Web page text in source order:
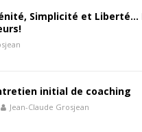
Simplicité et Liberté…
initial de coaching
Jean-Claude Grosjean